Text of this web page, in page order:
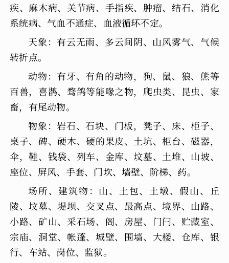
疾、麻木病、关节病、手指疾、肿瘤、结石、消化
系统病、气血不通症、血液循环不定。
天象：有云无雨、多云间阴、山风雾气、气候
转折点。
动物：有牙、有角的动物，狗、鼠、狼、熊等
百兽，喜鹊、骛鸽等能喙之物，爬虫类、昆虫、家
畜，有尾动物。
物象：岩石、石块、门板，凳子、床、柜子、
桌子、碑、硬木、硬的果皮、土坑、柜台、磁器，
伞，鞋、钱袋、列车、金库、坟墓、土堆、山坡、
座位、屏风、手套、门坎、墙壁、阶梯、药。
场所、建筑物：山、土包、土墩、假山、丘
陵、坟墓、堤坝、交叉点、最高点、境界、山路、
小路、矿山、采石场、阁、房屋、门闩、贮藏室、
宗庙、洞堂、帐蓬、城壁、围墙、大楼、仓库、银
行、车站、岗位、监狱。